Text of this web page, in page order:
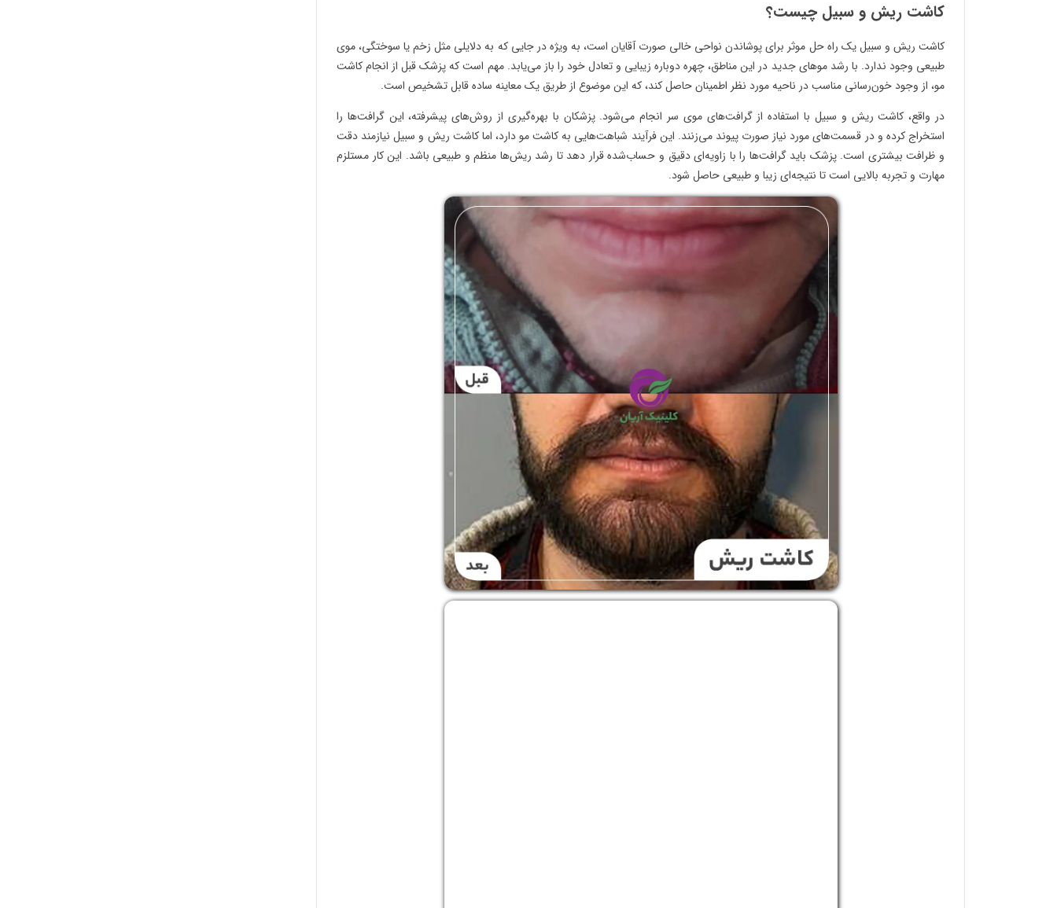
کاشت ریش و سبیل چیست؟
کاشت ریش و سبیل یک راه حل موثر برای پوشاندن نواحی خالی صورت آقایان است، به ویژه در جایی که به دلایلی مثل زخم یا سوختگی، موی
طبیعی وجود ندارد. با رشد موهای جدید در این مناطق، چهره دوباره زیبایی و تعادل خود را باز می‌یابد. مهم است که پزشک قبل از انجام کاشت
مو، از وجود خون‌رسانی مناسب در ناحیه مورد نظر اطمینان حاصل کند، که این موضوع از طریق یک معاینه ساده قابل تشخیص است.
در واقع، کاشت ریش و سبیل با استفاده از گرافت‌های موی سر انجام می‌شود. پزشکان با بهره‌گیری از روش‌های پیشرفته، این گرافت‌ها را
استخراج کرده و در قسمت‌های مورد نیاز صورت پیوند می‌زنند. این فرآیند شباهت‌هایی به کاشت مو دارد، اما کاشت ریش و سبیل نیازمند دقت
و ظرافت بیشتری است. پزشک باید گرافت‌ها را با زاویه‌ای دقیق و حساب‌شده قرار دهد تا رشد ریش‌ها منظم و طبیعی باشد. این کار مستلزم
مهارت و تجربه بالایی است تا نتیجه‌ای زیبا و طبیعی حاصل شود.